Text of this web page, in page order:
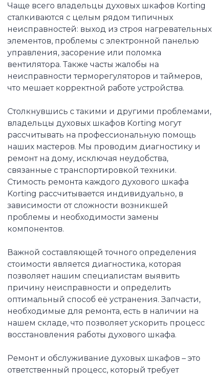
Чаще всего владельцы духовых шкафов Korting
сталкиваются с целым рядом типичных
неисправностей: выход из строя нагревательных
элементов, проблемы с электронной панелью
управления, засорение или поломка
вентилятора. Также часты жалобы на
неисправности терморегуляторов и таймеров,
что мешает корректной работе устройства.
Столкнувшись с такими и другими проблемами,
владельцы духовых шкафов Korting могут
рассчитывать на профессиональную помощь
наших мастеров. Мы проводим диагностику и
ремонт на дому, исключая неудобства,
связанные с транспортировкой техники.
Стимость ремонта каждого духового шкафа
Korting рассчитывается индивидуально, в
зависимости от сложности возникшей
проблемы и необходимости замены
компонентов.
Важной составляющей точного определения
стоимости является диагностика, которая
позволяет нашим специалистам выявить
причину неисправности и определить
оптимальный способ её устранения. Запчасти,
необходимые для ремонта, есть в наличии на
нашем складе, что позволяет ускорить процесс
восстановления работы духового шкафа.
Ремонт и обслуживание духовых шкафов – это
ответственный процесс, который требует